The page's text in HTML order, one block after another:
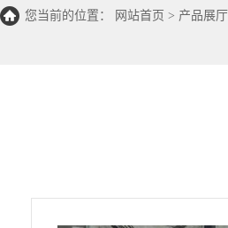
您当前的位置： 网站首页 > 产品展厅